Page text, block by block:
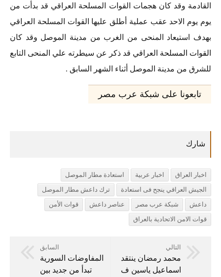
القادمة وقد كان هجمات القوات المسلحة العراقي قد بدأت من
يوم يوم الاحد عقب عملية أطلق عليها القوات المسلحة العراقي
بهدف استيعاد المنحى من الغرب من مدينة الموصل وقد كان
القوات المسلحة العراقي قد ذكر عن سيطرته علي المنحى التابع
للشرق من مدينة الموصل أثناء الشهر السابق .
تابعونا على شبكة عرب مصر
اخبار العراق اخبار عربية
استعادة مطار الموصل
الجيش العراقي ينجح فى استعادة
ترك داعش مطار الموصل
داعش
شبكة عرب مصر عناصر داعش
قوات الأمن
قوات الامن الاتحادية بالعراق
التالي
محمد رمضان ينتقد
اسماعيل ياسين ف
السابق
المفاوضات السورية
تبدأ من جديد بين